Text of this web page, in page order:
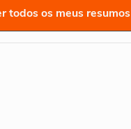
todos os meus resumos